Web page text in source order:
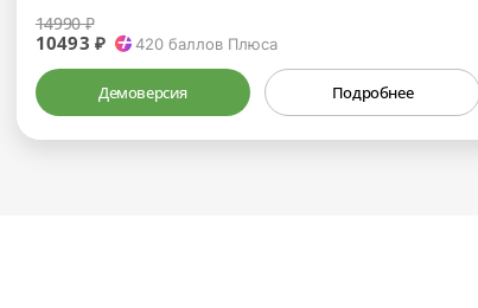
14990 ₽
10493 ₽ 420 баллов Плюса
Демоверсия Подробнее